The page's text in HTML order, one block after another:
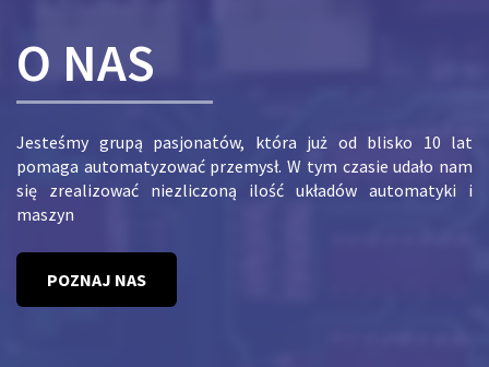
O NAS
Jesteśmy grupą pasjonatów, która już od blisko 10 lat
pomaga automatyzować przemysł. W tym czasie udało nam
się zrealizować niezliczoną ilość układów automatyki i
maszyn
POZNAJ NAS